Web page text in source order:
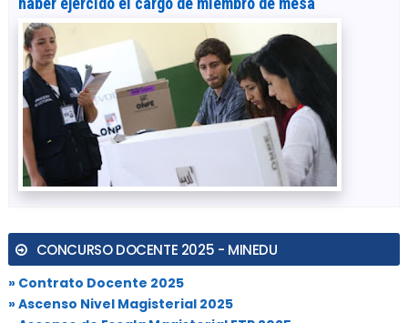
CONCURSO DOCENTE 2025 - MINEDU
» Contrato Docente 2025
» Ascenso Nivel Magisterial 2025